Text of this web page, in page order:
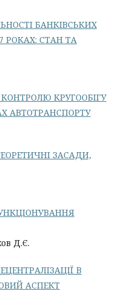
БАНКІВСЬКИХ
РОКАХ: СТАН ТА
КРУГООБІГУ
АВТОТРАНСПОРТУ
ЗАСАДИ,
Д.Є.
В
АСПЕКТ